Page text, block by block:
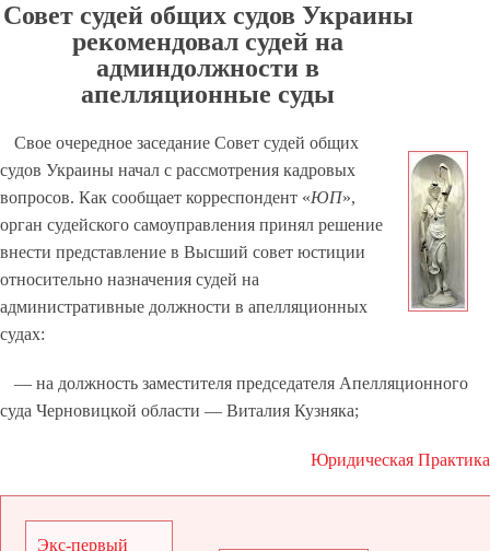
Совет судей общих судов Украины
рекомендовал судей на
админдолжности в
апелляционные суды
Свое очередное заседание Совет судей общих
судов Украины начал с рассмотрения кадровых
вопросов. Как сообщает корреспондент «ЮП»,
орган судейского самоуправления принял решение
внести представление в Высший совет юстиции
относительно назначения судей на
административные должности в апелляционных
судах:
— на должность заместителя председателя Апелляционного
суда Черновицкой области — Виталия Кузняка;
Юридическая Практика
Экс-первый